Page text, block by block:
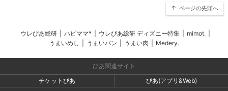
ページの先頭へ
ウレぴあ総研 ハピママ* ウレぴあ総研 ディズニー特集 mimot.
うまいめし
うまいパン うまい肉 Medery.
ぴあ関連サイト
チケットぴあ
ぴあ(アプリ&Web)